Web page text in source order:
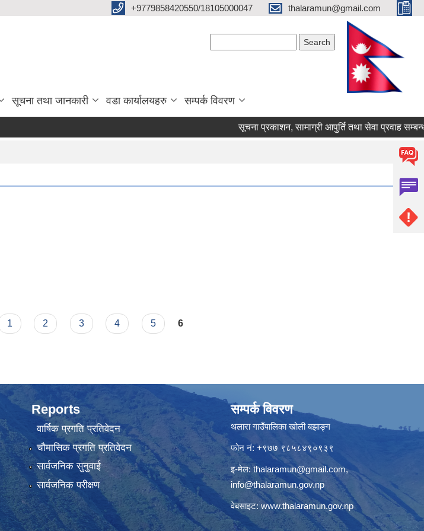
+9779858420550/18105000047 thalaramun@gmail.com
सूचना तथा जानकारी वडा कार्यालयहरु सम्पर्क विवरण
सूचना प्रकाशन,
1 2 3 4 5 6
Reports
वार्षिक प्रगति प्रतिवेदन
चौमासिक प्रगति प्रतिवेदन
सार्वजनिक सुनुवाई
सार्वजनिक परीक्षण
सम्पर्क विवरण
थलारा गाउँपालिका खोली बझाङ्ग
फोन नं: +९७७ ९८५८४९०९३९
इ-मेल:thalaramun@gmail.com,
info@thalaramun.gov.np
वेबसाइट: www.thalaramun.gov.np